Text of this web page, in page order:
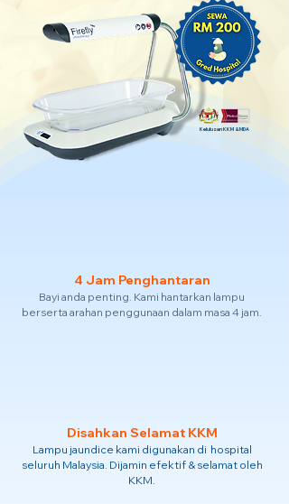
Kelulusan KKM & MDA
4 Jam Penghantaran
Bayi anda penting. Kami hantarkan lampu
berserta arahan penggunaan dalam masa 4 jam.
Disahkan Selamat KKM
Lampu jaundice kami digunakan di hospital
seluruh Malaysia. Dijamin efektif & selamat oleh
KKM.